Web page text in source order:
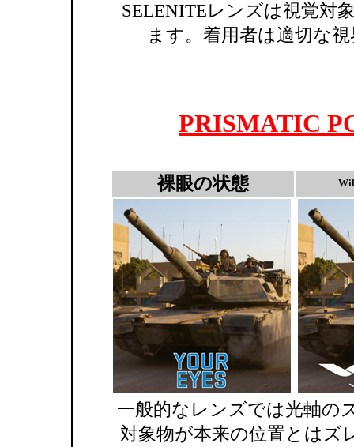
SELENITEレンズは視覚対
ます。着用者は適切な
PRISMATIC
裸眼の状態
一般的なレンズでは光軸の
対象物が本来の位置とはズ